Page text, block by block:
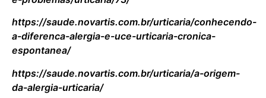
https://saude.novartis.com.br/urticaria/conhecendo-
a-diferenca-alergia-e-uce-urticaria-cronica-
espontanea/
https://saude.novartis.com.br/urticaria/a-origem-
da-alergia-urticaria/